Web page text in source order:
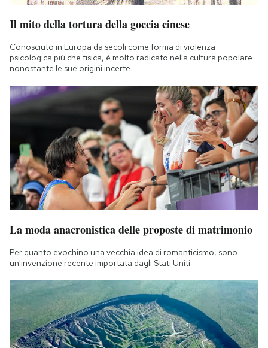
Il mito della tortura della goccia cinese
Conosciuto in Europa da secoli come forma di violenza
psicologica più che fisica, è molto radicato nella cultura popolare
nonostante le sue origini incerte
La moda anacronistica delle proposte di matrimonio
Per quanto evochino una vecchia idea di romanticismo, sono
un'invenzione recente importata dagli Stati Uniti